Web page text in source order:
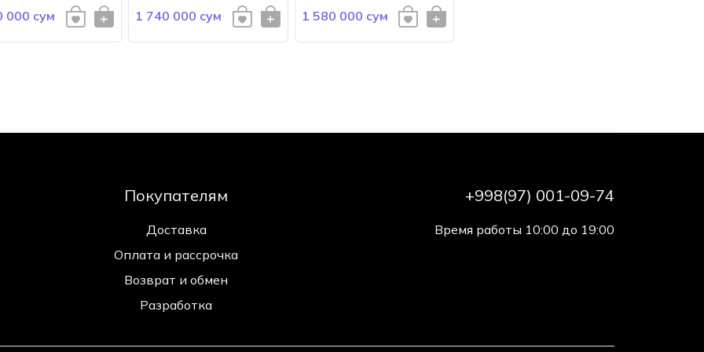
000 сум 1 740 000 сум 1 580 000 сум
Покупателям
Доставка
Оплата и рассрочка
Возврат и обмен
Разработка
+998(97) 001-09-74
Время работы 10:00 до 19:00